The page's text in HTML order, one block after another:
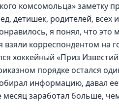
комсомольца» заметку
детишек, родителей, всех
я понял, что
взяли корреспондентом на
хоккейный «Приз
порядке остался
информацию, давал
заработал больше,